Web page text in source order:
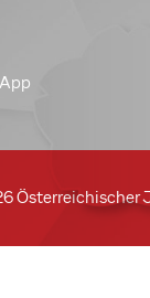
Österreichischer